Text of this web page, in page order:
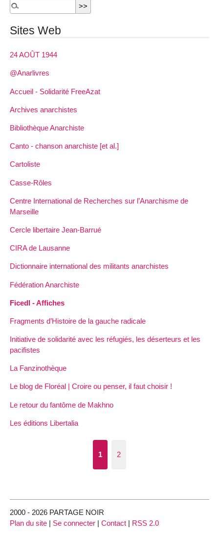
Sites Web
24 AOÛT 1944
@Anarlivres
Accueil - Solidarité FreeAzat
Archives anarchistes
Bibliothèque Anarchiste
Canto - chanson anarchiste [et al.]
Cartoliste
Casse-Rôles
Centre International de Recherches sur l’Anarchisme de
Marseille
Cercle libertaire Jean-Barrué
CIRA de Lausanne
Dictionnaire international des militants anarchistes
Fédération Anarchiste
Ficedl - Affiches
Fragments d’Histoire de la gauche radicale
Initiative de solidarité avec les réfugiés, les déserteurs et les
pacifistes
La Fanzinothèque
Le blog de Floréal | Croire ou penser, il faut choisir !
Le retour du fantôme de Makhno
Les éditions Libertalia
1 2
2000 - 2026 PARTAGE NOIR
Plan du site | Se connecter | Contact | RSS 2.0